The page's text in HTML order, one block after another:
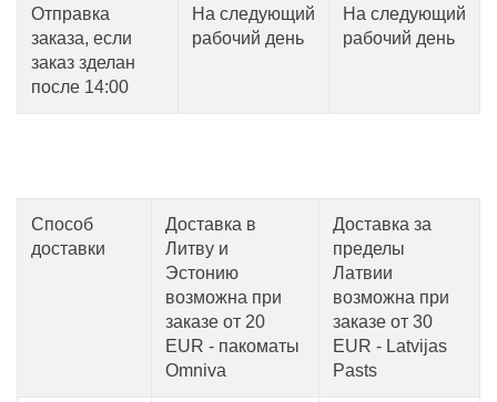
Отправка
заказа, если
заказ зделан
после 14:00
На следующий
рабочий день
На следующий
рабочий день
Способ
доставки
Доставка в
Литву и
Эстонию
возможна при
заказе от 20
EUR - пакоматы
Omniva
Доставка за
пределы
Латвии
возможна при
заказе от 30
EUR - Latvijas
Pasts